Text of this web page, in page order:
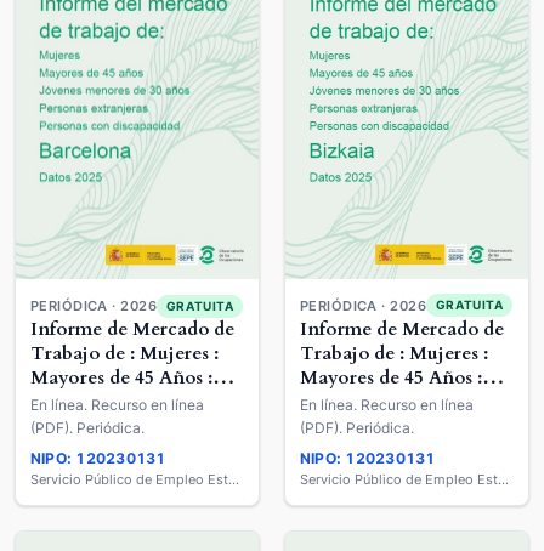
PERIÓDICA · 2026 GRATUITA
Informe de Mercado de
Trabajo de : Mujeres :
Mayores de 45 Años :
Jóvenes Menores de 30
años : Extranjeros :
Personas con
Discapacidad
En línea. Recurso en línea
(PDF). Periódica.
NIPO: 120230131
Servicio Público de Empleo Estatal
PERIÓDICA · 2026 GRATUITA
Informe de Mercado de
Trabajo de : Mujeres :
Mayores de 45 Años :
Jóvenes Menores de 30
años : Extranjeros :
Personas con
Discapacidad
En línea. Recurso en línea
(PDF). Periódica.
NIPO: 120230131
Servicio Público de Empleo Estatal